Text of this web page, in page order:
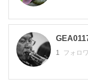
1 フォロ